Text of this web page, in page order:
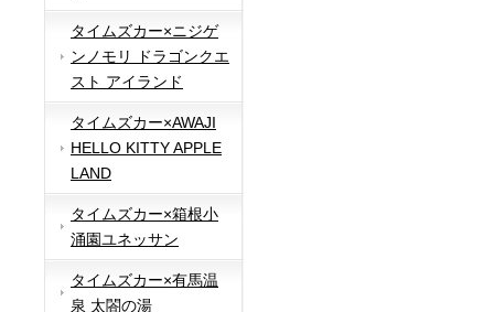
タイムズカー×ニジゲ
ンノモリ ドラゴンクエ
スト アイランド
タイムズカー×AWAJI
HELLO KITTY APPLE
LAND
タイムズカー×箱根小
涌園ユネッサン
タイムズカー×有馬温
泉 太閤の湯